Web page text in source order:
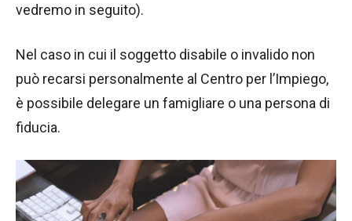
vedremo in seguito).
Nel caso in cui il soggetto disabile o invalido non
può recarsi personalmente al Centro per l’Impiego,
è possibile delegare un famigliare o una persona di
fiducia.